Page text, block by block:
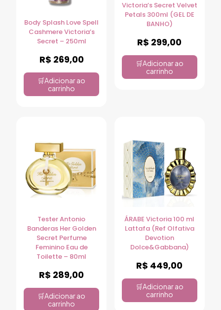
Body Splash Love Spell
Cashmere Victoria’s
Secret – 250ml
R$ 269,00
Adicionar ao
carrinho
Victoria’s Secret Velvet
Petals 300ml (GEL DE
BANHO)
R$ 299,00
Adicionar ao
carrinho
Tester Antonio
Banderas Her Golden
Secret Perfume
Feminino Eau de
Toilette – 80ml
R$ 289,00
Adicionar ao
carrinho
ÁRABE Victoria 100 ml
Lattafa (Ref Olfativa
Devotion
Dolce&Gabbana)
R$ 449,00
Adicionar ao
carrinho